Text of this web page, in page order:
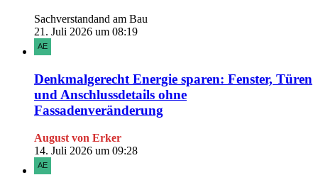
Sachverstandand am Bau
21. Juli 2026 um 08:19
Denkmalgerecht Energie sparen: Fenster, Türen
und Anschlussdetails ohne
Fassadenveränderung
August von Erker
14. Juli 2026 um 09:28